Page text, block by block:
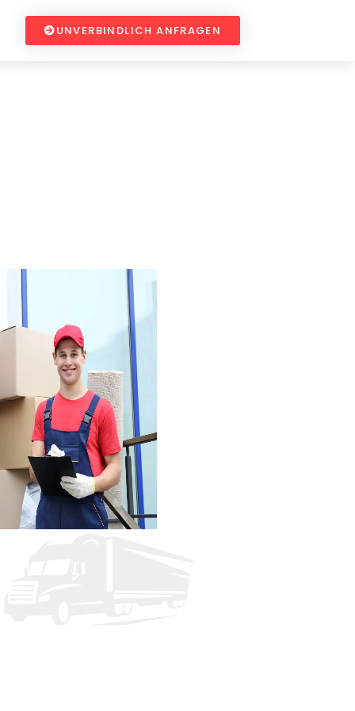
UNVERBINDLICH ANFRAGEN